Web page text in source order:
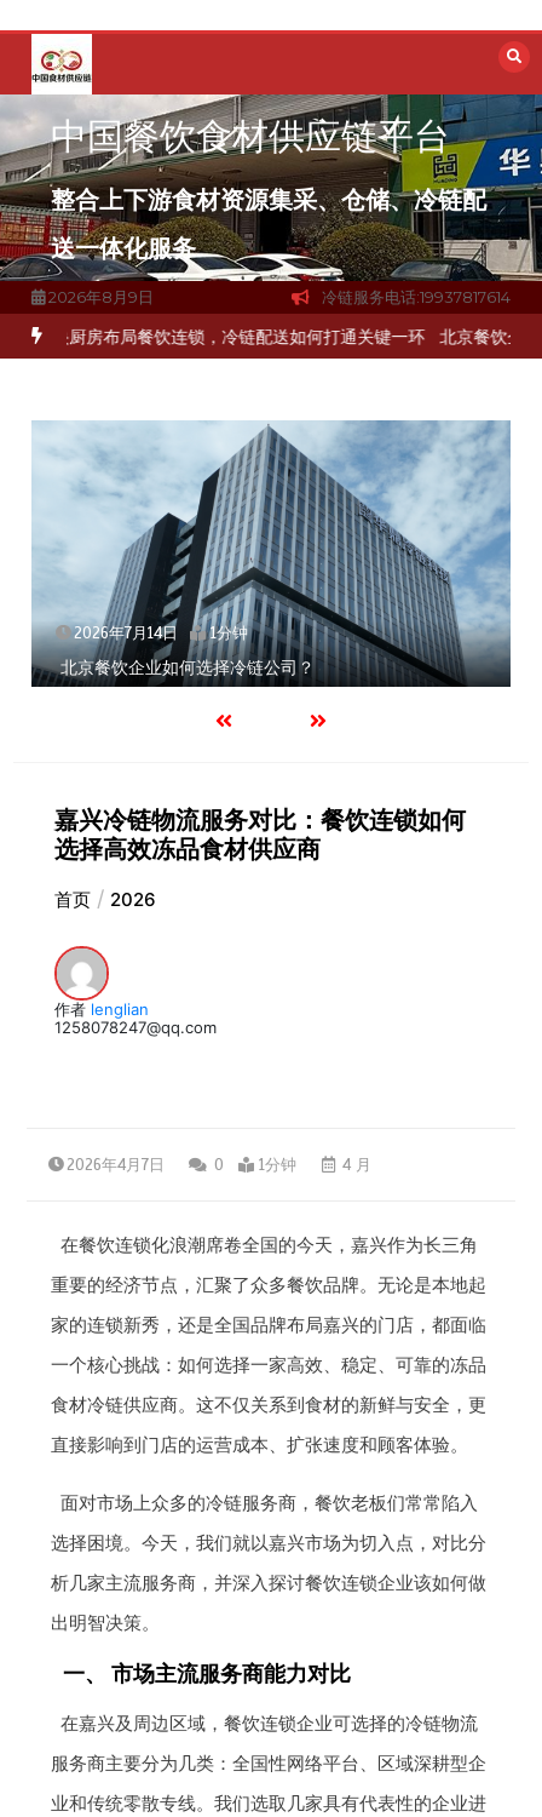
容
中国餐饮食材供应链平台
整合上下游食材资源集采、仓储、冷链配
送一体化服务
2026年8月9日 冷链服务电话:19937817614
食材流通难题？ 杭州中央厨房布局餐饮连锁，冷链配送如何打通关键
2026年7月14日 1分钟
北京餐饮企业如何选择冷链公司？
嘉兴冷链物流服务对比：餐饮连锁如何
选择高效冻品食材供应商
首页 2026
作者 lenglian
1258078247@qq.com
2026年4月7日 0 1分钟 4 月
在餐饮连锁化浪潮席卷全国的今天，嘉兴作为长三角
重要的经济节点，汇聚了众多餐饮品牌。无论是本地起
家的连锁新秀，还是全国品牌布局嘉兴的门店，都面临
一个核心挑战：如何选择一家高效、稳定、可靠的冻品
食材冷链供应商。这不仅关系到食材的新鲜与安全，更
直接影响到门店的运营成本、扩张速度和顾客体验。
面对市场上众多的冷链服务商，餐饮老板们常常陷入
选择困境。今天，我们就以嘉兴市场为切入点，对比分
析几家主流服务商，并深入探讨餐饮连锁企业该如何做
出明智决策。
一、 市场主流服务商能力对比
在嘉兴及周边区域，餐饮连锁企业可选择的冷链物流
服务商主要分为几类：全国性网络平台、区域深耕型企
业和传统零散专线。我们选取几家具有代表性的企业进